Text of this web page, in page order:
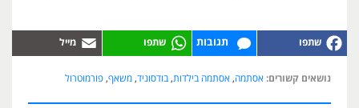
תגובות
נושאים קשורים: אסתמה, אסתמה בילדות,בודסוניד, משאף, פורמוטרול